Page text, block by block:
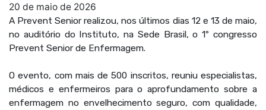
20 de maio de 2026
A Prevent Senior realizou, nos últimos dias 12 e 13 de maio,
no auditório do Instituto, na Sede Brasil, o 1º congresso
Prevent Senior de Enfermagem.
O evento, com mais de 500 inscritos, reuniu especialistas,
médicos e enfermeiros para o aprofundamento sobre a
enfermagem no envelhecimento seguro, com qualidade,